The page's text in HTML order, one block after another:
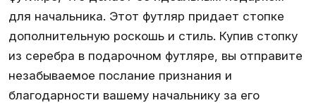
для начальника. Этот футляр придает стопке
дополнительную роскошь и стиль. Купив стопку
из серебра в подарочном футляре, вы отправите
незабываемое послание признания и
благодарности вашему начальнику за его